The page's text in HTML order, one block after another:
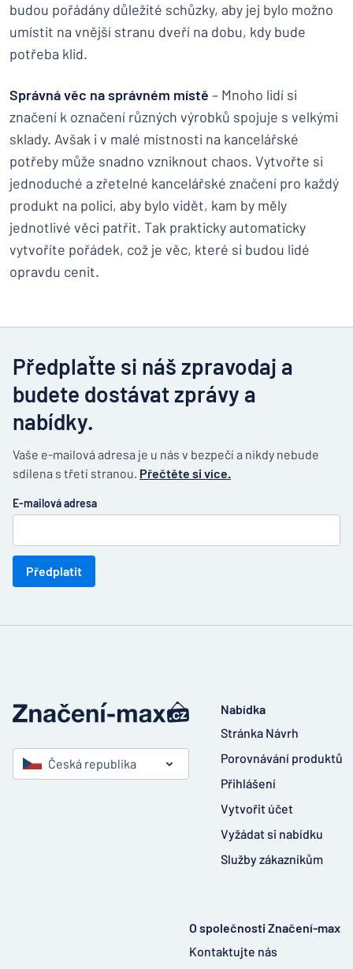
budou pořádány důležité schůzky, aby jej bylo možno
umístit na vnější stranu dveří na dobu, kdy bude
potřeba klid.
Správná věc na správném místě – Mnoho lidí si
značení k označení různých výrobků spojuje s velkými
sklady. Avšak i v malé místnosti na kancelářské
potřeby může snadno vzniknout chaos. Vytvořte si
jednoduché a zřetelné kancelářské značení pro každý
produkt na polici, aby bylo vidět, kam by měly
jednotlivé věci patřit. Tak prakticky automaticky
vytvoříte pořádek, což je věc, které si budou lidé
opravdu cenit.
Předplaťte si náš zpravodaj a
budete dostávat zprávy a
nabídky.
Vaše e-mailová adresa je u nás v bezpečí a nikdy nebude
sdílena s třetí stranou. Přečtěte si více.
E-mailová adresa
Předplatit
Česká republika
Nabídka
Stránka Návrh
Porovnávání produktů
Přihlášení
Vytvořit účet
Vyžádat si nabídku
Služby zákazníkům
O společnosti Značení-max
Kontaktujte nás